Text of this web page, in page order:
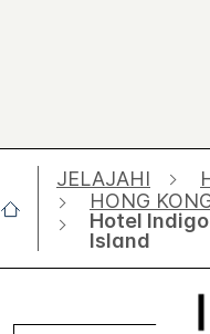
JELAJAHI
HONG
Hotel
Island